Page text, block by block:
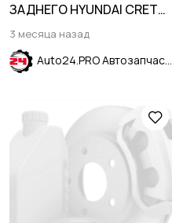
ЗАДНЕГО HYUNDAI CRETA
2016-2021
3 месяца назад
Auto24.PRO Автозапчасти